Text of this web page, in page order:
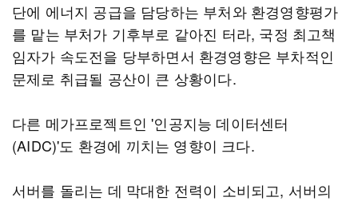
단에 에너지 공급을 담당하는 부처와 환경영향평가
를 맡는 부처가 기후부로 같아진 터라, 국정 최고책
임자가 속도전을 당부하면서 환경영향은 부차적인
문제로 취급될 공산이 큰 상황이다.
다른 메가프로젝트인 '인공지능 데이터센터
(AIDC)'도 환경에 끼치는 영향이 크다.
서버를 돌리는 데 막대한 전력이 소비되고, 서버의